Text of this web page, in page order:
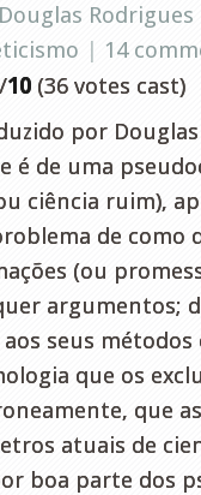
Douglas Rodrigues
| 14
10 (36 votes cast)
por
é de uma
ciência ruim),
de como
(ou
argumentos;
seus
que os
que
atuais de
boa parte dos